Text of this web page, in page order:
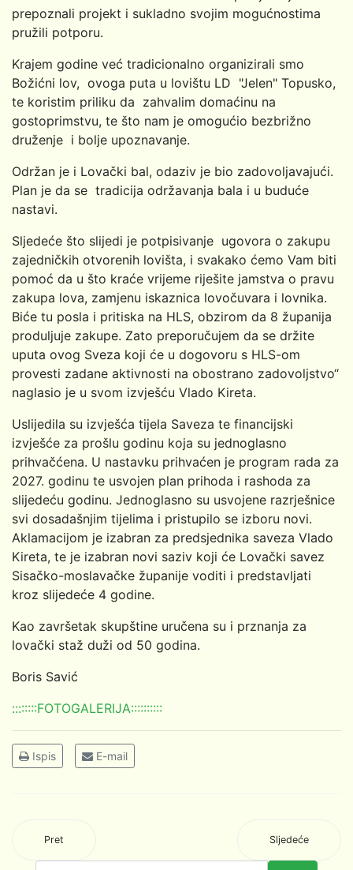
prepoznali projekt i sukladno svojim mogućnostima
pružili potporu.
Krajem godine već tradicionalno organizirali smo
Božićni lov, ovoga puta u lovištu LD "Jelen" Topusko,
te koristim priliku da zahvalim domaćinu na
gostoprimstvu, te što nam je omogućio bezbrižno
druženje i bolje upoznavanje.
Održan je i Lovački bal, odaziv je bio zadovoljavajući.
Plan je da se tradicija održavanja bala i u buduće
nastavi.
Sljedeće što slijedi je potpisivanje ugovora o zakupu
zajedničkih otvorenih lovišta, i svakako ćemo Vam biti
pomoć da u što kraće vrijeme riješite jamstva o pravu
zakupa lova, zamjenu iskaznica lovočuvara i lovnika.
Biće tu posla i pritiska na HLS, obzirom da 8 županija
produljuje zakupe. Zato preporučujem da se držite
uputa ovog Sveza koji će u dogovoru s HLS-om
provesti zadane aktivnosti na obostrano zadovoljstvo“
naglasio je u svom izvješću Vlado Kireta.
Uslijedila su izvješća tijela Saveza te financijski
izvješće za prošlu godinu koja su jednoglasno
prihvačćena. U nastavku prihvaćen je program rada za
2027. godinu te usvojen plan prihoda i rashoda za
slijedeću godinu. Jednoglasno su usvojene razrješnice
svi dosadašnjim tijelima i pristupilo se izboru novi.
Aklamacijom je izabran za predsjednika saveza Vlado
Kireta, te je izabran novi saziv koji će Lovački savez
Sisačko-moslavačke županije voditi i predstavljati
kroz slijedeće 4 godine.
Kao završetak skupštine uručena su i prznanja za
lovački staž duži od 50 godina.
Boris Savić
::::::::FOTOGALERIJA::::::::::
Ispis E-mail
Pret Sljedeće